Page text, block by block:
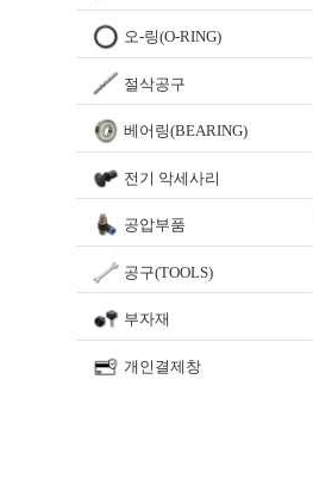
오-링(O-RING)
절삭공구
베어링(BEARING)
전기 악세사리
공압부품
공구(TOOLS)
부자재
개인결제창